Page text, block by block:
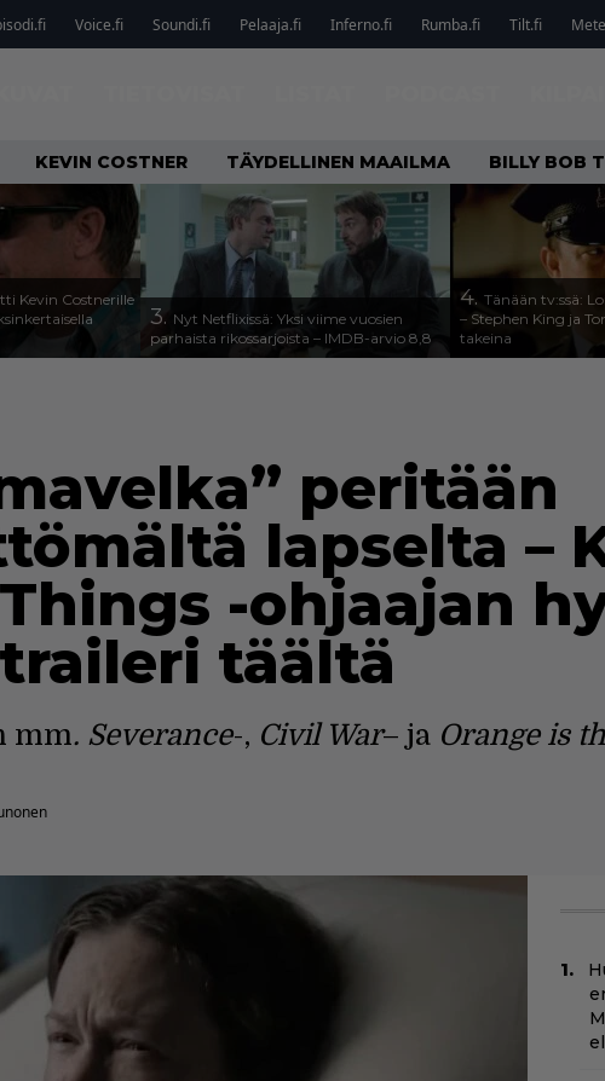
Voice.fi Soundi.fi Pelaaja.fi Inferno.fi Rumba.fi Tilt.fi
KEVIN COSTNER TÄYDELLINEN MAAILMA BILLY BOB
Kevin Costnerille
3. Nyt Netflixissä: Yksi viime vuosien
parhaista rikossarjoista – IMDB-arvio 8,8
4. Tänään tv:ssä:
– Stephen King ja
takeina
peritään
lapselta –
-ohjaajan
täältä
mm. Severance-, Civil War– ja Orange is